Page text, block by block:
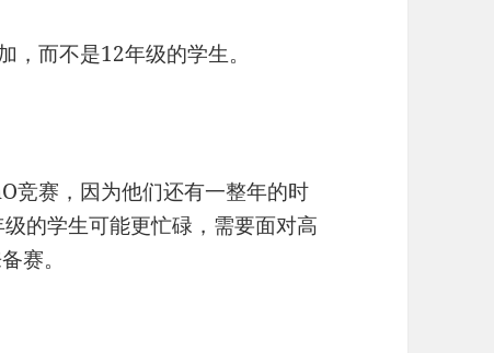
而不是12年级的学生。
竞赛，因为他们还有一整年的时
的学生可能更忙碌，需要面对高
赛。